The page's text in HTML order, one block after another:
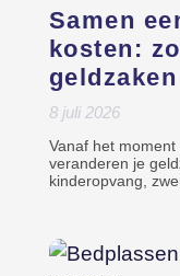
Samen
kosten:
8 juli 2026
Vanaf het
veranderen je
kinderopvang,